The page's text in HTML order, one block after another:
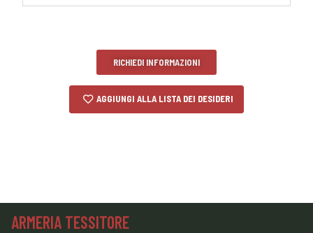
RICHIEDI INFORMAZIONI
AGGIUNGI ALLA LISTA DEI DESIDERI
ARMERIA TESSITORE